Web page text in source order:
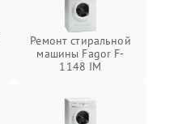
Ремонт стиральной
машины Fagor F-
1148 IM